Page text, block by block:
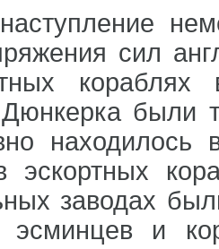
сил
были
находилось
эскортных
заводах
эсминцев и